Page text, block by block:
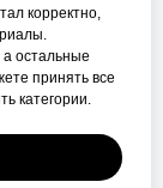
корректно,
остальные
принять все
категории.